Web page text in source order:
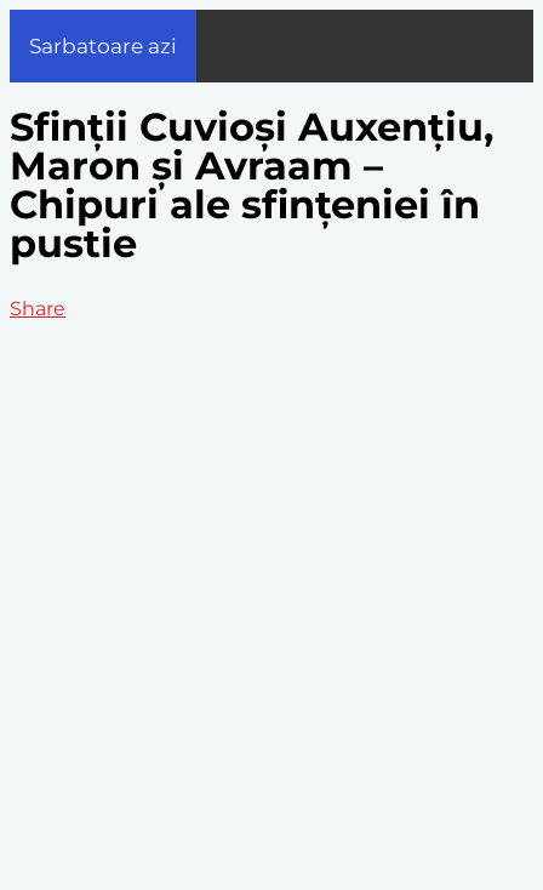
Sarbatoare azi
Sfinții Cuvioși Auxențiu,
Maron și Avraam –
Chipuri ale sfințeniei în
pustie
Share